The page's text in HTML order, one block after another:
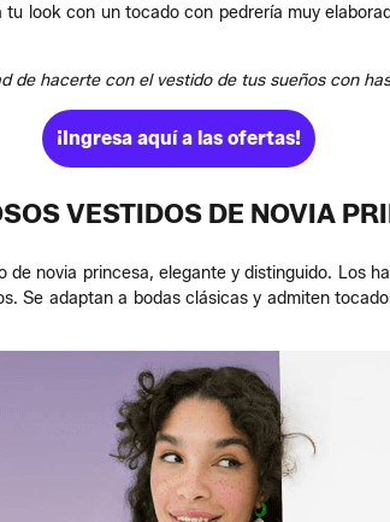
look con un tocado con pedrería muy
de hacerte con el vestido de tus sueños con
¡Ingresa aquí a las ofertas!
VESTIDOS DE NOVIA
novia princesa, elegante y distinguido. Los
Se adaptan a bodas clásicas y admiten